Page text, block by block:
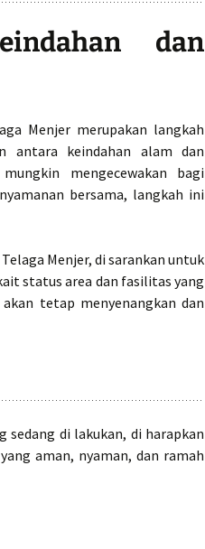
dan
Menjer merupakan langkah
antara keindahan alam dan
mengecewakan bagi
bersama, langkah ini
Menjer, di sarankan untuk
status area dan fasilitas yang
tetap menyenangkan dan
sedang di lakukan, di harapkan
aman, nyaman, dan ramah